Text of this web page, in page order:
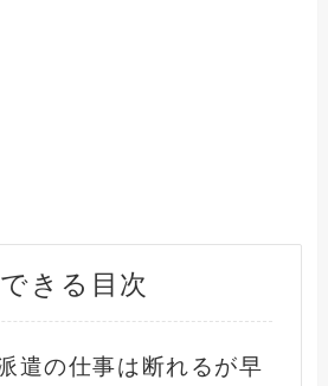
きる目次
遣の仕事は断れるが早